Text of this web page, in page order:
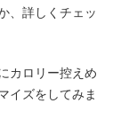
、詳しくチェッ
カロリー控えめ
イズをしてみま